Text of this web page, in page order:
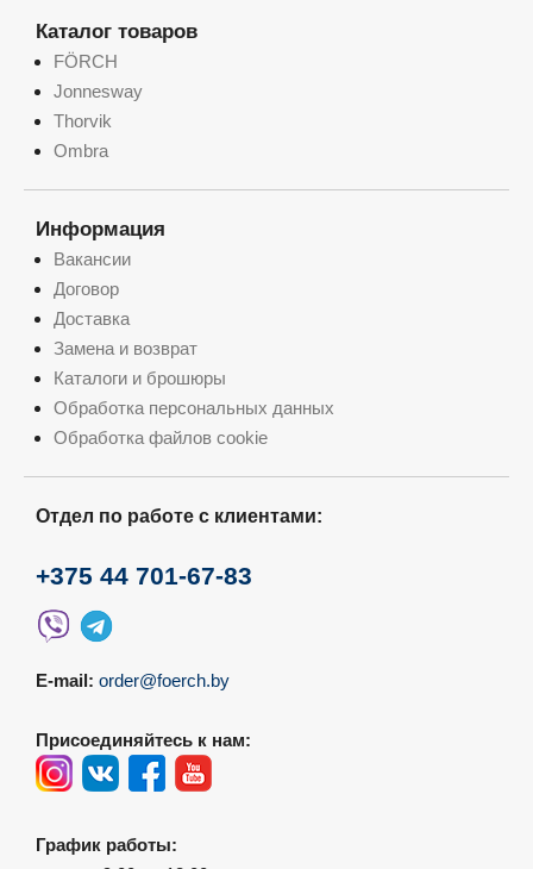
Каталог товаров
FÖRCH
Jonnesway
Thorvik
Ombra
Информация
Вакансии
Договор
Доставка
Замена и возврат
Каталоги и брошюры
Обработка персональных данных
Обработка файлов cookie
Отдел по работе с клиентами:
+375 44 701-67-83
E-mail: order@foerch.by
Присоединяйтесь к нам:
График работы: